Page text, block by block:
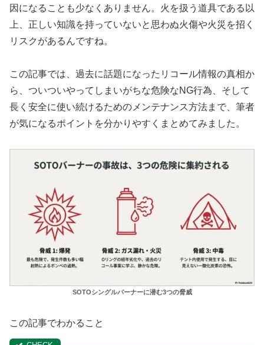
因になることも少なくありません。火を扱う道具である以
上、正しい知識を持っていないと思わぬ火傷や火災を招く
リスクがあるんですね。
この記事では、過去に話題になったリコール情報の真相か
ら、ついついやってしまいがちな危険なNG行為、そして
長く安全に使い続けるためのメンテナンス方法まで、筆者
が気になるポイントを分かりやすくまとめてみました。
SOTOシングルバーナーに潜む3つの脅威
この記事でわかること